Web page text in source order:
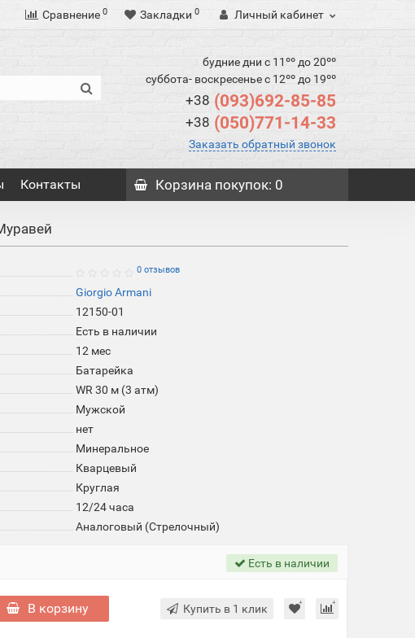
Сравнение 0 Закладки 0 Личный кабинет
будние дни с 11ºº до 20ºº
суббота- воскресенье с 12ºº до 19ºº
+38 (093)692-85-85
+38 (050)771-14-33
Заказать обратный звонок
Контакты Корзина покупок: 0
0 отзывов
Giorgio Armani
12150-01
Есть в наличии
12 мес
Батарейка
WR 30 м (3 атм)
Мужской
нет
Минеральное
Кварцевый
Круглая
12/24 часа
Аналоговый (Стрелочный)
Есть в наличии
В корзину Купить в 1 клик